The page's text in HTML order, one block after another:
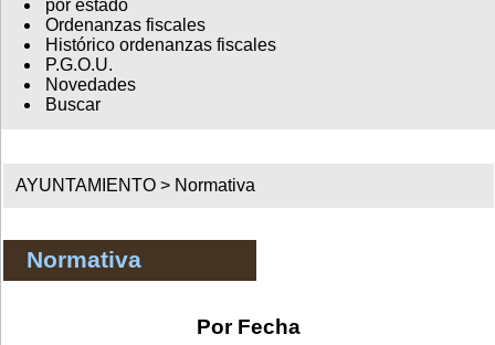
por estado
Ordenanzas fiscales
Histórico ordenanzas fiscales
P.G.O.U.
Novedades
Buscar
AYUNTAMIENTO > Normativa
Normativa
Por Fecha